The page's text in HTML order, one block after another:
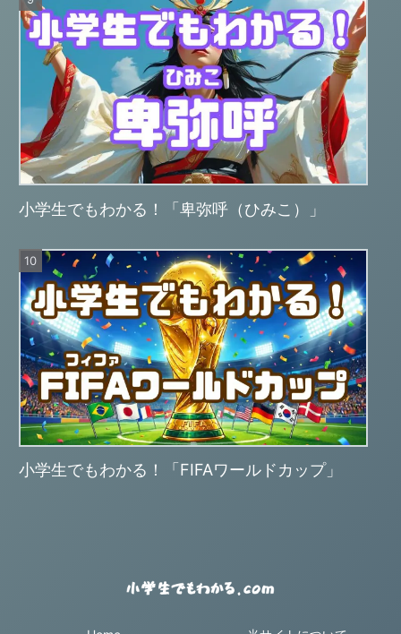
小学生でもわかる！「卑弥呼（ひみこ）」
小学生でもわかる！「FIFAワールドカップ」